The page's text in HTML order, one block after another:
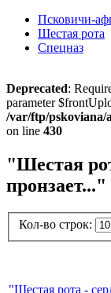
Псковичи-
Шестая рота
Спецназ
Deprecated:
parameter
/var/ftp/pskoviana/
on line 430
"Шестая
пронзает..."
Кол-во строк:
"Шестая рота -